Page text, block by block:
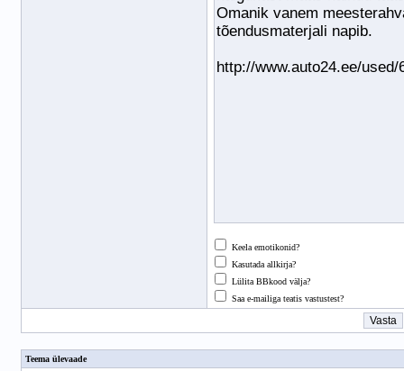
Keela emotikonid?
Kasutada allkirja?
Lülita BBkood välja?
Saa e-mailiga teatis vastustest?
Teema ülevaade